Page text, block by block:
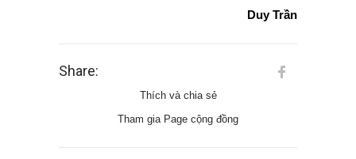
Duy Trần
Share:
Thích và chia sẻ
Tham gia Page cộng đồng